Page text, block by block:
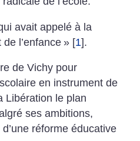
avait appelé à la
de l’enfance » [1].
de Vichy pour
en instrument de
Libération le plan
ses ambitions,
réforme éducative